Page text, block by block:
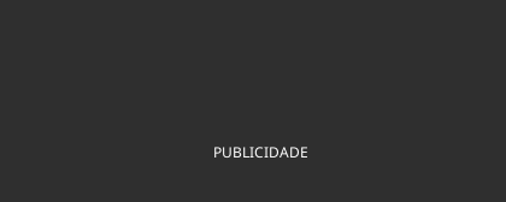
PUBLICIDADE